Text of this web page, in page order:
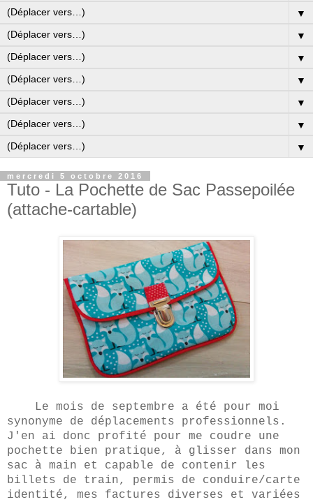
▼
▼
▼
▼
▼
▼
▼
mercredi 5 octobre 2016
Tuto - La Pochette de Sac Passepoilée
(attache-cartable)
Le mois de septembre a été pour moi
synonyme de déplacements professionnels.
J'en ai donc profité pour me coudre une
pochette bien pratique, à glisser dans mon
sac à main et capable de contenir les
billets de train, permis de conduire/carte
identité, mes factures diverses et variées